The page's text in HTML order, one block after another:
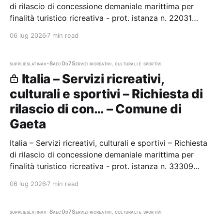
di rilascio di concessione demaniale marittima per
finalità turistico ricreativa - prot. istanza n. 22031
06 lug 2026 7 min read
supplieslatinav-8aec0d7Servizi ricreativi, culturali e sportivi
Italia – Servizi ricreativi,
culturali e sportivi – Richiesta di
rilascio di con… – Comune di
Gaeta
Italia – Servizi ricreativi, culturali e sportivi – Richiesta
di rilascio di concessione demaniale marittima per
finalità turistico ricreativa - prot. istanza n. 33309
06 lug 2026 7 min read
supplieslatinav-8aec0d7Servizi ricreativi, culturali e sportivi